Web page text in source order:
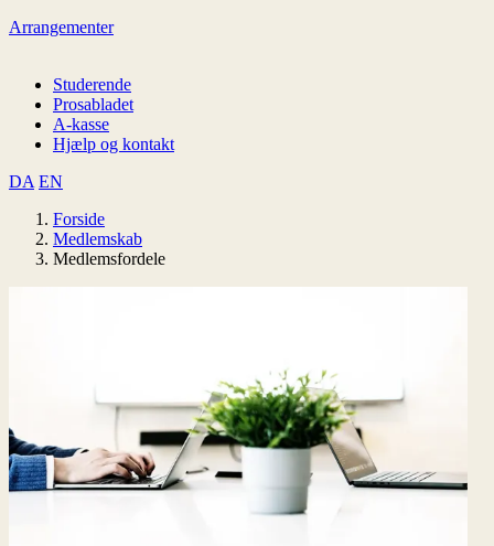
Arrangementer
Studerende
Prosabladet
A-kasse
Hjælp og kontakt
DA EN
Forside
Medlemskab
Medlemsfordele